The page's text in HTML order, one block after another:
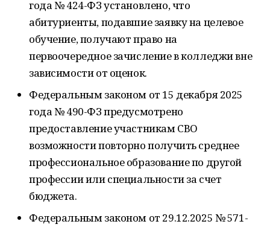
года № 424-ФЗ установлено, что
абитуриенты, подавшие заявку на целевое
обучение, получают право на
первоочередное зачисление в колледжи вне
зависимости от оценок.
Федеральным законом от 15 декабря 2025
года № 490-ФЗ предусмотрено
предоставление участникам СВО
возможности повторно получить среднее
профессиональное образование по другой
профессии или специальности за счет
бюджета.
Федеральным законом от 29.12.2025 № 571-